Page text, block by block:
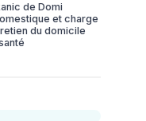
de Domi
et charge
du domicile